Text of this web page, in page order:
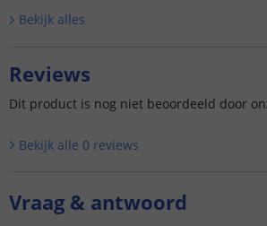
Bekijk alles
Reviews
Dit product is nog niet beoordeeld door
Bekijk alle 0 reviews
Vraag & antwoord